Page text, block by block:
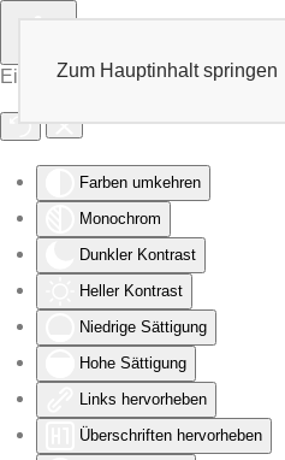
Eingabehilfen öffnen
Farben umkehren
Monochrom
Dunkler Kontrast
Heller Kontrast
Niedrige Sättigung
Hohe Sättigung
Links hervorheben
Überschriften hervorheben
Zum Hauptinhalt springen